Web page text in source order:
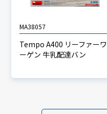
MA38057
Tempo A400 リーファーワ
ーゲン 牛乳配達バン